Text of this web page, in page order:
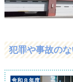
犯罪や事故の